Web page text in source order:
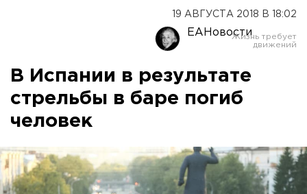
19 АВГУСТА 2018 В 18:02
ЕАНовости
В Испании в результате
стрельбы в баре погиб
человек